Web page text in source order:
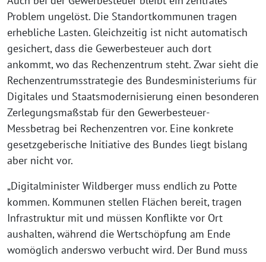
Problem ungelöst. Die Standortkommunen tragen
erhebliche Lasten. Gleichzeitig ist nicht automatisch
gesichert, dass die Gewerbesteuer auch dort
ankommt, wo das Rechenzentrum steht. Zwar sieht die
Rechenzentrumsstrategie des Bundesministeriums für
Digitales und Staatsmodernisierung einen besonderen
Zerlegungsmaßstab für den Gewerbesteuer-
Messbetrag bei Rechenzentren vor. Eine konkrete
gesetzgeberische Initiative des Bundes liegt bislang
aber nicht vor.
„Digitalminister Wildberger muss endlich zu Potte
kommen. Kommunen stellen Flächen bereit, tragen
Infrastruktur mit und müssen Konflikte vor Ort
aushalten, während die Wertschöpfung am Ende
womöglich anderswo verbucht wird. Der Bund muss